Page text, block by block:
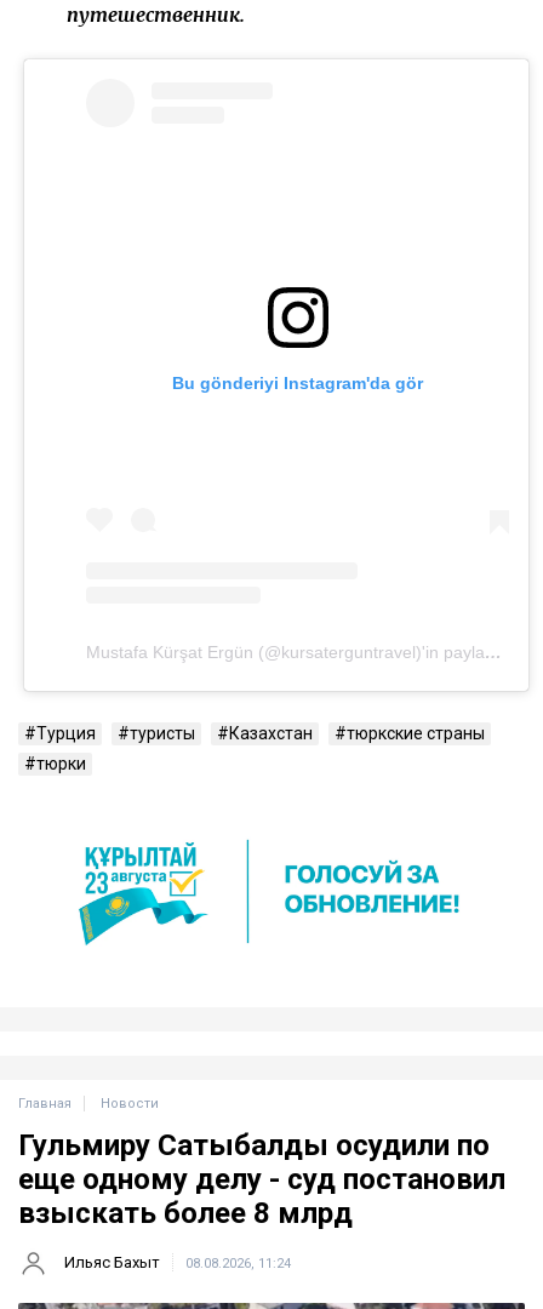
путешественник.
Bu gönderiyi Instagram'da gör
Mustafa Kürşat Ergün (@kursaterguntravel)'in paylaştığı bir gönderi
Турция туристы Казахстан
тюркские страны
тюрки
Главная Новости
Гульмиру Сатыбалды осудили по
еще одному делу - суд постановил
взыскать более 8 млрд
Ильяс Бахыт 08.08.2026, 11:24